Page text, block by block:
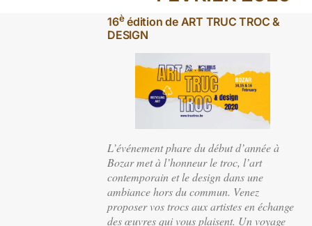
16èédition de ART TRUC TROC &
DESIGN
L’événement phare du début d’année à
Bozar met à l’honneur le troc, l’art
contemporain et le design dans une
ambiance hors du commun. Venez
proposer vos trocs aux artistes en échange
des œuvres qui vous plaisent. Un voyage